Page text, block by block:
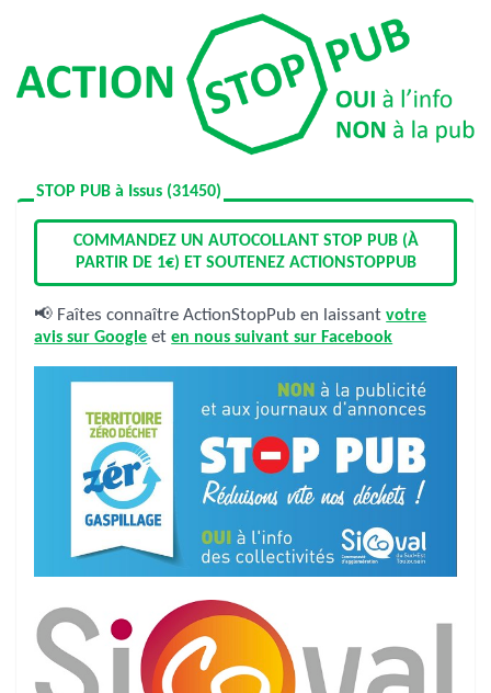
STOP PUB à Issus (31450)
COMMANDEZ UN AUTOCOLLANT STOP PUB (À
PARTIR DE 1€) ET SOUTENEZ ACTIONSTOPPUB
📢 Faîtes connaître ActionStopPub en laissantvotre
avis sur Google eten nous suivant sur Facebook